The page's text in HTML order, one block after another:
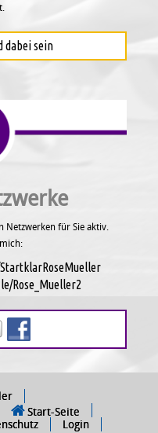
dabei sein
Netzwerken für Sie aktiv.
Rose_Mueller2
Start-Seite
Login